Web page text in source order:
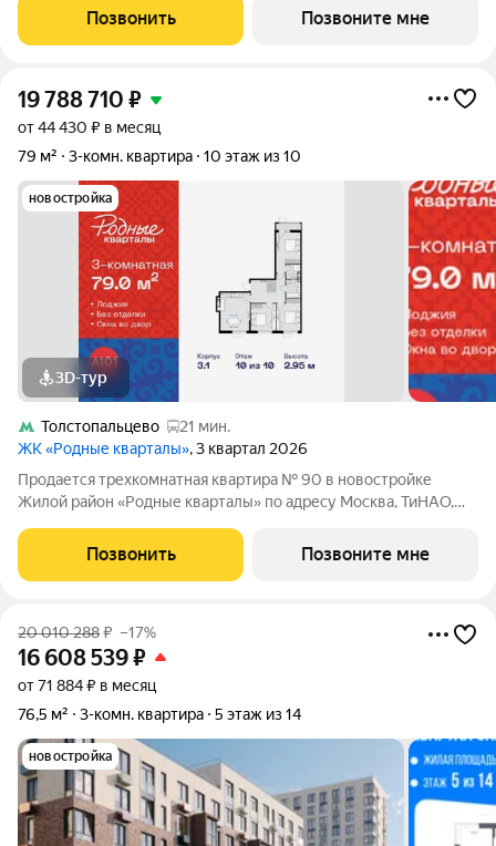
этаже, в жилом комплексе "Квартал Западный".Застройщик
сдает квартиры с отделкой в нескольких
Позвонить Позвоните мне
19 788 710 ₽
от 44 430 ₽ в месяц
79 м²
3-комн. квартира 10 этаж из 10
новостройка
3D-тур
Толстопальцево
21 мин.
ЖК «Родные кварталы», 3 квартал 2026
Продается трехкомнатная квартира № 90 в новостройке
Жилой район «Родные кварталы» по адресу Москва, ТиНАО,
Родные Кварталы, 3.1, район Внуково, Новомосковский
административный округ, Москва. Общая
Позвонить Позвоните мне
20 010 288₽ –17%
16 608 539₽
от 71 884 ₽ в месяц
76,5 м²
3-комн. квартира 5 этаж из 14
новостройка